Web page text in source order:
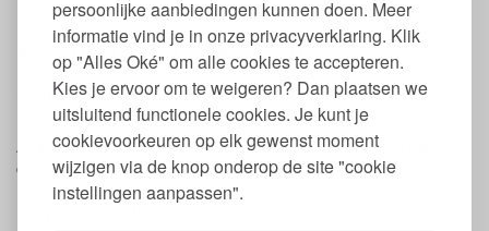
persoonlijke aanbiedingen kunnen doen. Meer
informatie vind je in onze privacyverklaring. Klik
op "Alles Oké" om alle cookies te accepteren.
Kies je ervoor om te weigeren? Dan plaatsen we
uitsluitend functionele cookies. Je kunt je
cookievoorkeuren op elk gewenst moment
wijzigen via de knop onderop de site "cookie
instellingen aanpassen".
Keurmerken en labels Bambu
Compost Manufacturing Alliance
Bambu is een gecertificeerd lid van de Compost Manufacturing
Alliance (CMA). CMA biedt veldtesten om te garanderen dat
composteerbare producten daadwerkelijk composteerbaar zijn.
Organic Certification